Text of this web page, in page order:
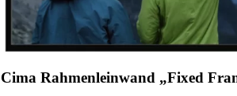
Cima Rahmenleinwand „Fixed